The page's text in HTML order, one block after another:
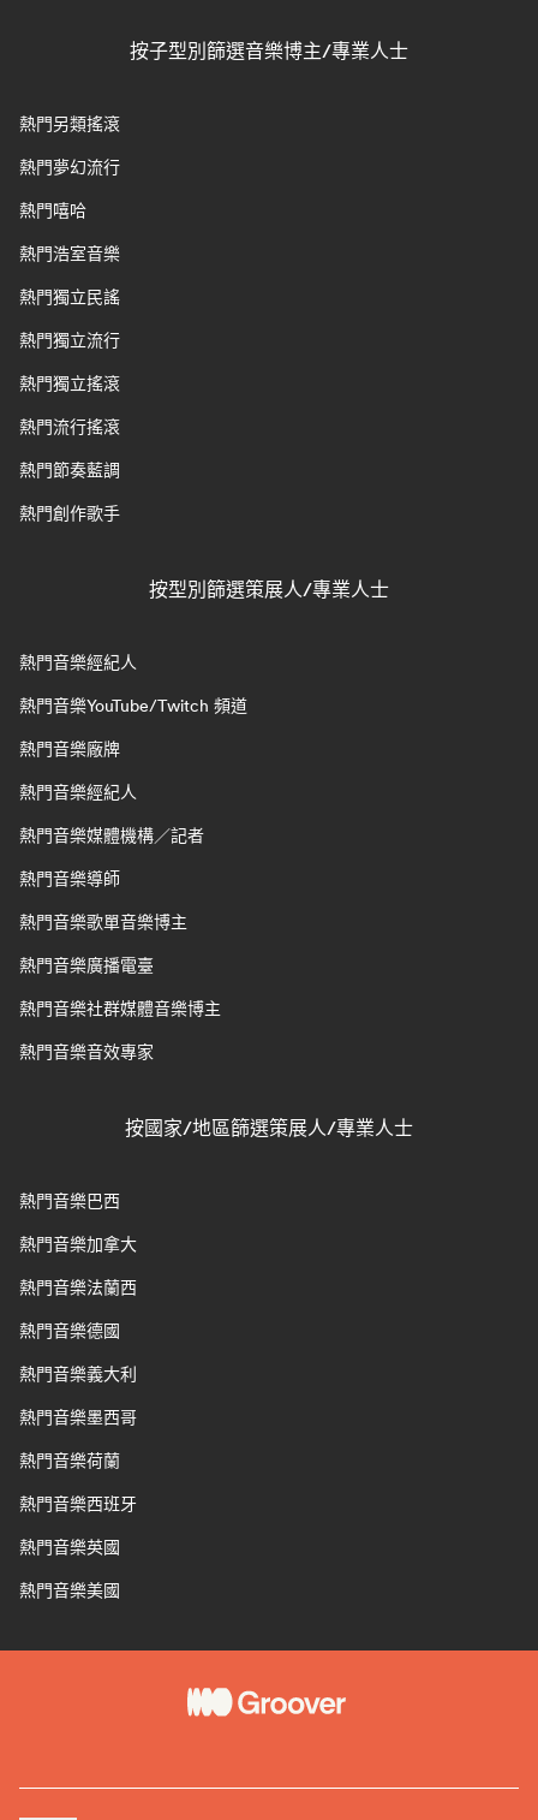
按子型別篩選音樂博主/專業人士
熱門另類搖滾
熱門夢幻流行
熱門嘻哈
熱門浩室音樂
熱門獨立民謠
熱門獨立流行
熱門獨立搖滾
熱門流行搖滾
熱門節奏藍調
熱門創作歌手
按型別篩選策展人/專業人士
熱門音樂經紀人
熱門音樂YouTube/Twitch 頻道
熱門音樂廠牌
熱門音樂經紀人
熱門音樂媒體機構／記者
熱門音樂導師
熱門音樂歌單音樂博主
熱門音樂廣播電臺
熱門音樂社群媒體音樂博主
熱門音樂音效專家
按國家/地區篩選策展人/專業人士
熱門音樂巴西
熱門音樂加拿大
熱門音樂法蘭西
熱門音樂德國
熱門音樂義大利
熱門音樂墨西哥
熱門音樂荷蘭
熱門音樂西班牙
熱門音樂英國
熱門音樂美國